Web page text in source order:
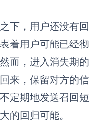
下，用户还没有回
着用户可能已经彻
而，进入消失期的
来，保留对方的信
定期地发送召回短
的回归可能。